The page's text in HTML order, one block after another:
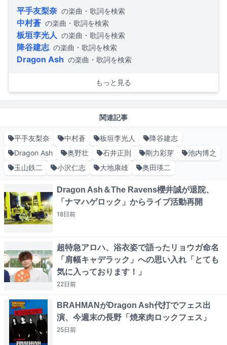
平手友梨奈 の楽曲・歌詞を検索
中村蒼 の楽曲・歌詞を検索
板垣李光人 の楽曲・歌詞を検索
降谷建志 の楽曲・歌詞を検索
Dragon Ash の楽曲・歌詞を検索
もっと見る
関連記事
平手友梨奈 中村蒼 板垣李光人
降谷建志
Dragon Ash
奥野壮 石井正則 剛力彩芽
池内博之
玉山鉄二
小沢仁志 大地康雄 奥田瑛二
Dragon Ash＆The Ravens櫻井誠が退院、
「ナマハゲロック」からライブ活動再開
18日前
超特急アロハ、浴衣姿で語ったリョウガ命名
「肩幅キャデラック」への思い入れ「とても
気に入っております！」
22日前
BRAHMANがDragon Ash代打でフェス出
演、今週末の長野「焼來肉ロックフェス」
25日前